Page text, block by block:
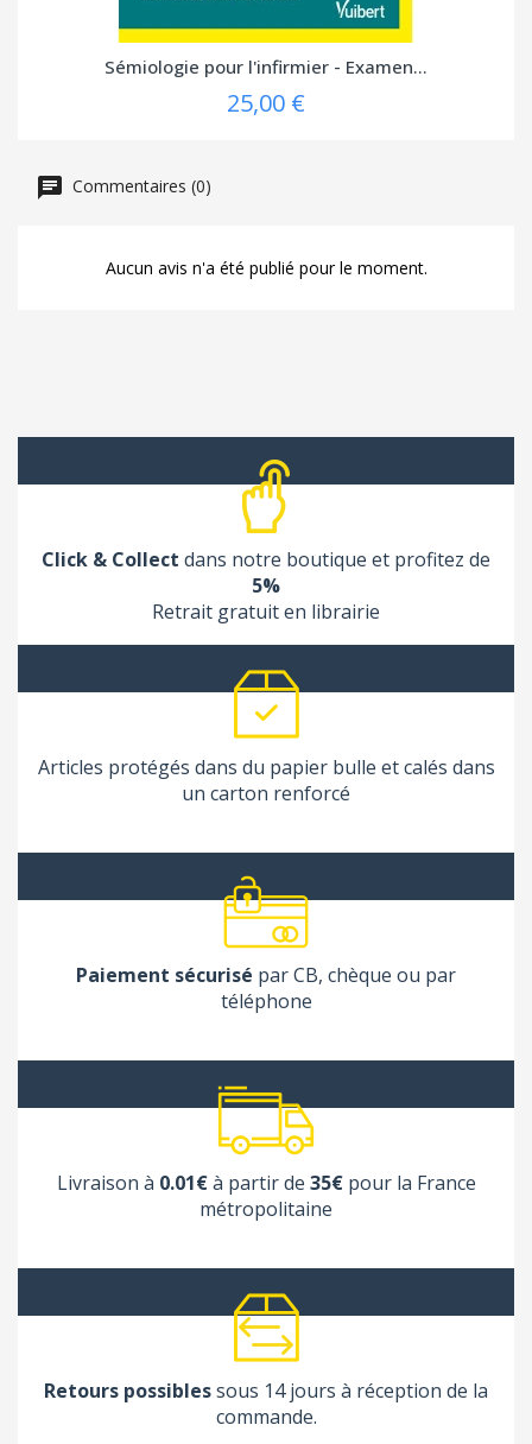
Sémiologie pour l'infirmier - Examen...
25,00 €
Commentaires (0)
Aucun avis n'a été publié pour le moment.
Click & Collect dans notre boutique et profitez de
5%
Retrait gratuit en librairie
Articles protégés dans du papier bulle et calés dans
un carton renforcé
Paiement sécurisé par CB, chèque ou par
téléphone
Livraison à 0.01€à partir de 35€pour la France
métropolitaine
Retours possiblessous 14 jours à réception de la
commande.